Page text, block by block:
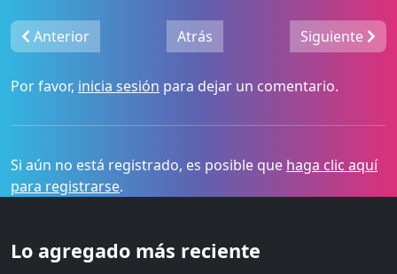
Anterior Atrás Siguiente
Por favor, inicia sesión para dejar un comentario.
Si aún no está registrado, es posible que haga clic aquí
para registrarse.
Lo agregado más reciente